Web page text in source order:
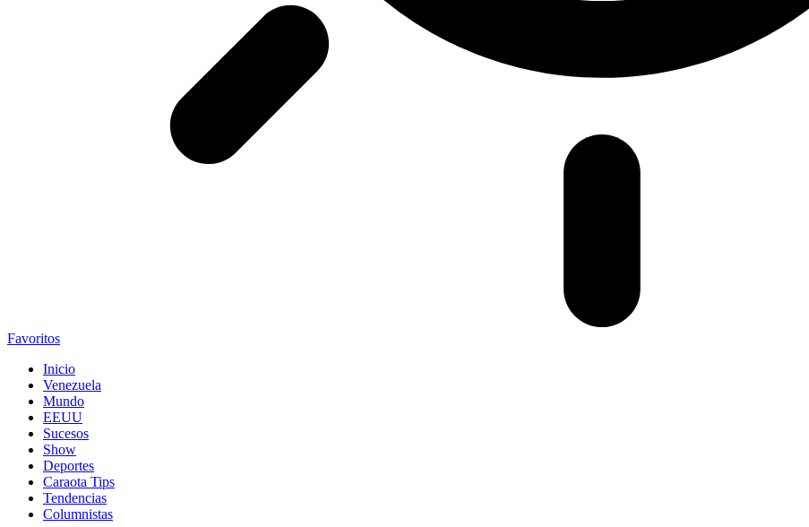
Favoritos
Inicio
Venezuela
Mundo
EEUU
Sucesos
Show
Deportes
Caraota Tips
Tendencias
Columnistas